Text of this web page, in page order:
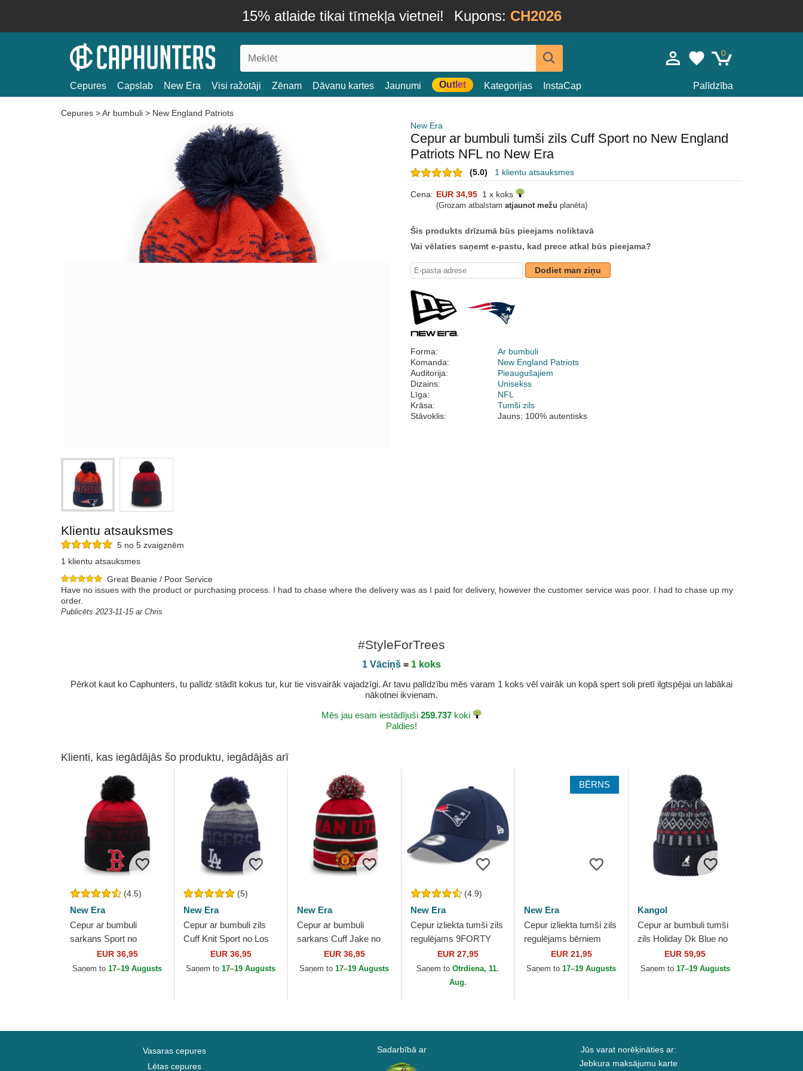
15% atlaide tikai tīmekļa vietnei! Kupons: CH2026
0
Cepures Capslab New Era Visi ražotāji Zēnam Dāvanu kartes Jaunumi Outlet Kategorijas InstaCap Palīdzība
Cepures >Ar bumbuli > New England Patriots
New Era
Cepur ar bumbuli tumši zils Cuff Sport no New England
Patriots NFL no New Era
(5.0) 1 klientu atsauksmes
Cena: EUR 34,95 1 x koks
(Grozam atbalstam atjaunot mežu planēta)
Šis produkts drīzumā būs pieejams noliktavā
Vai vēlaties saņemt e-pastu, kad prece atkal būs pieejama?
Dodiet man ziņu
Forma:
Ar bumbuli
Komanda:
New England Patriots
Auditorija:
Pieaugušajiem
Dizains:
Unisekss
Līga:
NFL
Krāsa:
Tumši zils
Stāvoklis:
Jauns; 100% autentisks
Klientu atsauksmes
5 no 5 zvaigznēm
1 klientu atsauksmes
Great Beanie / Poor Service
Have no issues with the product or purchasing process. I had to chase where the delivery was as I paid for delivery, however the customer service was poor. I had to chase up my
order.
Publicēts 2023-11-15 ar Chris
#StyleForTrees
1 Vāciņš = 1 koks
Pērkot kaut ko Caphunters, tu palīdz stādīt kokus tur, kur tie visvairāk vajadzīgi. Ar tavu palīdzību mēs varam 1 koks vēl vairāk un kopā spert soli pretī ilgtspējai un labākai
nākotnei ikvienam.
Mēs jau esam iestādījuši 259.737 koki
Paldies!
Klienti, kas iegādājās šo produktu, iegādājās arī
(4.5)
New Era
Cepur ar bumbuli
sarkans Sport no
Boston Red Sox MLB
no New Era
EUR 36,95
Saņem to17–19 Augusts
(5)
New Era
Cepur ar bumbuli zils
Cuff Knit Sport no Los
Angeles Dodgers MLB
no New Era
EUR 36,95
Saņem to17–19 Augusts
New Era
Cepur ar bumbuli
sarkans Cuff Jake no
Manchester United
Football Club Premier
EUR 36,95
Saņem to17–19 Augusts
(4.9)
New Era
Cepur izliekta tumši zils
regulējams 9FORTY
The League no New
England Patriots NFL no
EUR 27,95
Saņem toOtrdiena, 11.
Aug.
BĒRNS
New Era
Cepur izliekta tumši zils
regulējams bērniem
9FORTY The League
no New England
EUR 21,95
Saņem to17–19 Augusts
Kangol
Cepur ar bumbuli tumši
zils Holiday Dk Blue no
EUR 59,95
Saņem to 17–19 Augusts
Vasaras cepures
Lētas cepures
Sadarbībā ar
Jūs varat norēķināties ar:
Jebkura maksājumu karte